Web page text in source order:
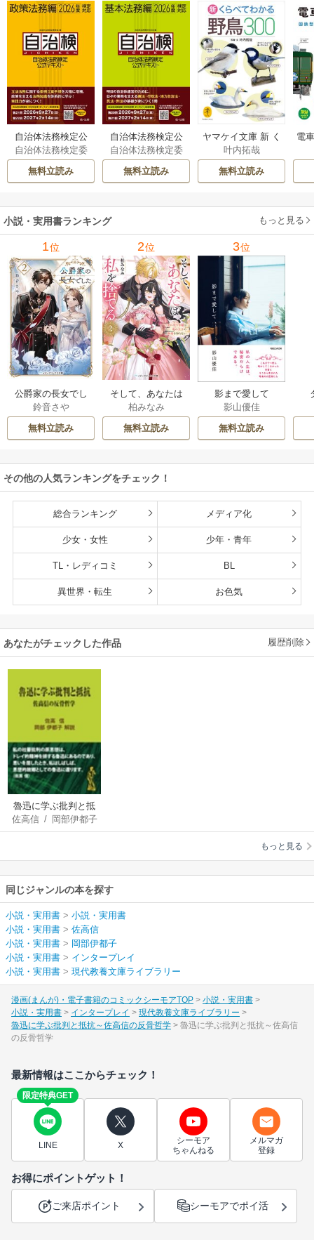
自治体法務検定公
式テキスト 政策
法務編 ２０２６
年度検定対応 1巻
自治体法務検定委
員会
無料立読み
自治体法務検定公
式テキスト 基本
法務編 ２０２６
年度検定対応 1巻
自治体法務検定委
員会
無料立読み
ヤマケイ文庫 新 く
らべてわかる野鳥3
00 1巻
叶内拓哉
無料立読み
電
小説・実用書ランキング もっと見る
1位
公爵家の長女でし
た
鈴音さや
無料立読み
2位
そして、あなたは
私を捨てる
柏みなみ
無料立読み
3位
影まで愛して
影山優佳
無料立読み
その他の人気ランキングをチェック！
総合ランキング メディア化
少女・女性 少年・青年
TL・レディコミ BL
異世界・転生 お色気
あなたがチェックした作品 履歴削除
魯迅に学ぶ批判と抵
抗～佐高信の反骨哲
学
佐高信/ 岡部伊都子
もっと見る
同じジャンルの本を探す
小説・実用書 > 小説・実用書
小説・実用書 > 佐高信
小説・実用書 > 岡部伊都子
小説・実用書 > インタープレイ
小説・実用書 > 現代教養文庫ライブラリー
漫画(まんが)・電子書籍のコミックシーモアTOP
小説・実用書
小説・実用書
インタープレイ
現代教養文庫ライブラリー
魯迅に学ぶ批判と抵抗～佐高信の反骨哲学
魯迅に学ぶ批判と抵抗～佐高信
の反骨哲学
最新情報はここからチェック！
限定特典GET
LINE X
シーモア
ちゃんねる
メルマガ
登録
お得にポイントゲット！
ご来店ポイント シーモアでポイ活